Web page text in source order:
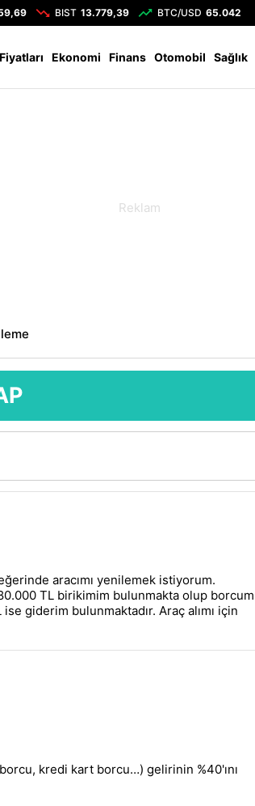
BIST 13.779,39 BTC/USD 65.042
Ekonomi Finans Otomobil Sağlık
aracımı yenilemek istiyorum.
TL birikimim bulunmakta olup borcum
giderim bulunmaktadır. Araç alımı için
kredi kart borcu…) gelirinin %40'ını